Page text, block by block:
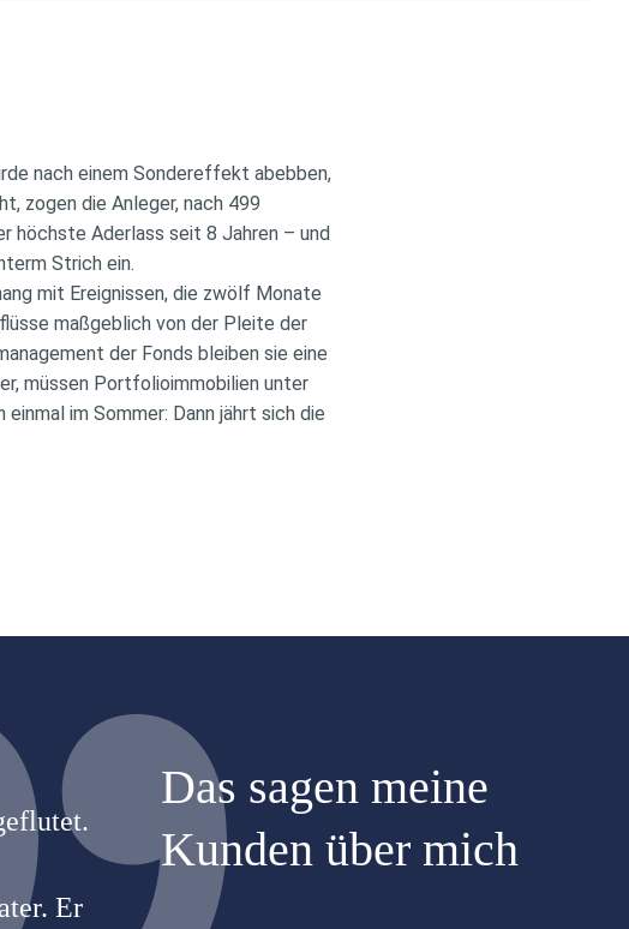
nach einem Sondereffekt abebben,
zogen die Anleger, nach 499
höchste Aderlass seit 8 Jahren – und
Strich ein.
mit Ereignissen, die zwölf Monate
maßgeblich von der Pleite der
der Fonds bleiben sie eine
müssen Portfolioimmobilien unter
im Sommer: Dann jährt sich die
Das sagen meine
Kunden über mich
Er